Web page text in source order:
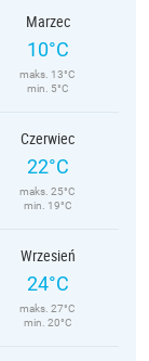
Marzec
10°C
maks. 13°C
min. 5°C
Czerwiec
22°C
maks. 25°C
min. 19°C
Wrzesień
24°C
maks. 27°C
min. 20°C